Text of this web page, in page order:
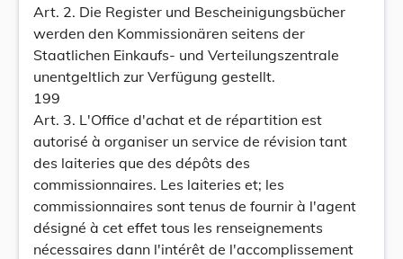
Art. 2. Die Register und Bescheinigungsbücher
werden den Kommissionären seitens der
Staatlichen Einkaufs- und Verteilungszentrale
unentgeltlich zur Verfügung gestellt.
199
Art. 3. L'Office d'achat et de répartition est
autorisé à organiser un service de révision tant
des laiteries que des dépôts des
commissionnaires. Les laiteries et; les
commissionnaires sont tenus de fournir à l'agent
désigné à cet effet tous les renseignements
nécessaires dann l'intérêt de l'accomplissement